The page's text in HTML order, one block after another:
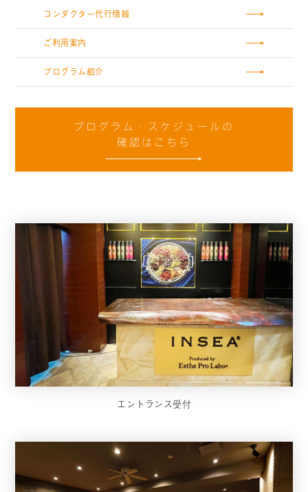
コンダクター代行情報
ご利用案内
プログラム紹介
プログラム・スケジュールの
確認はこちら
エントランス受付